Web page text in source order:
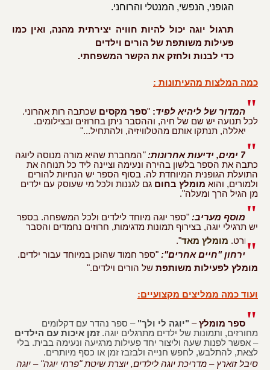
הגופני, הנפשי, המנטלי והרוחני.
תרגול יוגה יכול להיות חוויה יצירתית מהנה, ואין כמו
פעילות משותפת של הורים וילדים
כדי לבנות ולחזק את הקשר המשפחתי.
כמה המלצות מהעיתונות :
" המדור של ליהיא לפיד:
"ספר מקסים שכתבה רות אהרוני.
לכל תנועה יש שם של חיה, וההסבר ניתן בחרוזים ובצילומים.
יאללה, תנתקו אותם מהטלוויזיה, ולהתחיל..."
" 7 ימים, ידיעות אחרונות: "המחברת שהיא מורה מנוסה ליוגה
כתבה את הספר בלשון בהירה ונעימה וציינה ליד כל תנוחה את
התועלת הגופנית המיוחדת לה. בסוף הספר יש הנחיות להורים
ולמורים, והוא מומלץ בחום גם לגננות ולכל מי שעוסק עם ילדים
מן הגיל הרך ומעלה".
" מוסף מעריב: "ספר יוגה מיוחד לילדים ולכל המשפחה. בספר
יש תרגילי יוגה, בצירוף תמונות מדגימות, חרוזים נחמדים והסבר
מפורט. מומלץ מאד". " ירחון "חיים אחרים": "ספר חמוד שהוכן במיוחד עבור ילדים.
מומלץ לפעילות משותפת של הורים וילדים."
ועוד כמה ממליצים מקצועיים:
" ספר מומלץ– "יוגה לי ולך" – ספר נהדר עם דקלומים
מחורזים, ותמונות של ילדים מתרגלים יוגה.זמן איכות עם הילדים
– אפשר לפנות שעה וליצור יחד פעילות מרגיעה ונעימה בבית. בלי
לצאת, להתלבש, לחפש חנייה ולבזבז זמן או כסף מיותרים.
סיבל זוארץ – מדריכת יוגה לילדים, יוצרת שיטת "פרחי יוגה" – יוגה